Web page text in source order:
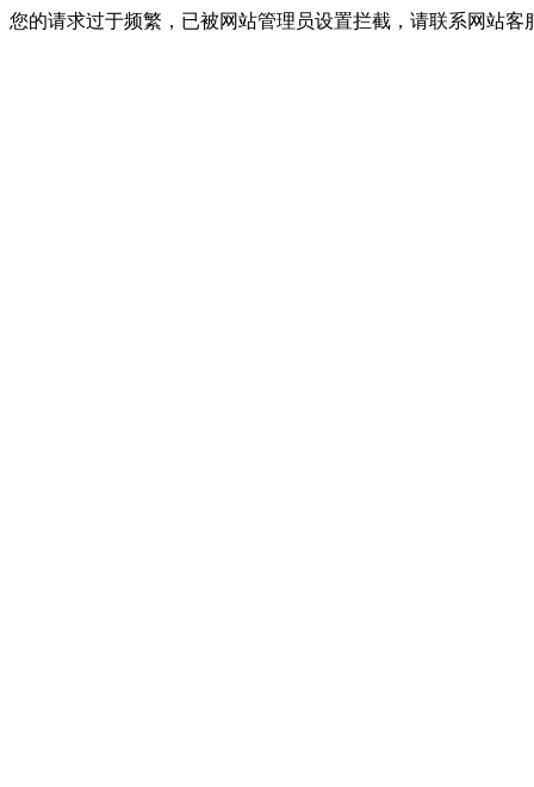
您的请求过于频繁，已被网站管理员设置拦截，请联系网站客